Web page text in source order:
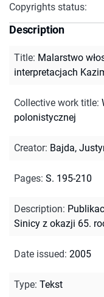
Copyrights status:
Description
Title: Malarstwo
interpretacjach
Collective work title:
polonistycznej
Creator: Bajda,
Pages: S. 195-210
Description:
Sinicy z okazji 65.
Date issued: 2005
Type: Tekst